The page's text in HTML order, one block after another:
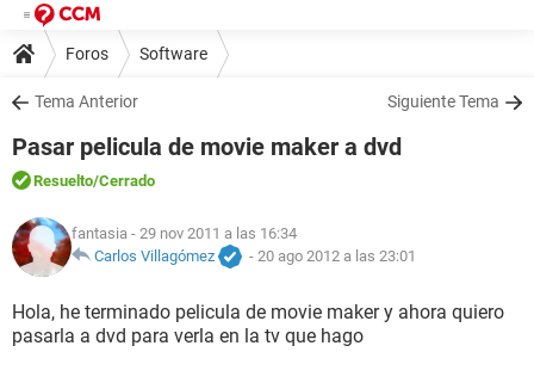
Foros Software
Tema Anterior Siguiente Tema
Pasar pelicula de movie maker a dvd
Resuelto/Cerrado
fantasia - 29 nov 2011 a las 16:34
Carlos Villagómez
- 20 ago 2012 a las 23:01
Hola, he terminado pelicula de movie maker y ahora quiero
pasarla a dvd para verla en la tv que hago